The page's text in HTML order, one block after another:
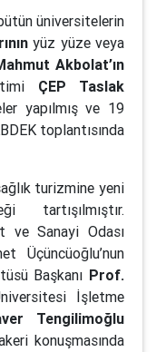
üniversitelerin
yüz yüze veya
Akbolat’ın
ÇEP Taslak
yapılmış ve 19
toplantısında
turizmine yeni
tartışılmıştır.
ve Sanayi Odası
Üçüncüoğlu’nun
Başkanı Prof.
İşletme
Tengilimoğlu
konuşmasında